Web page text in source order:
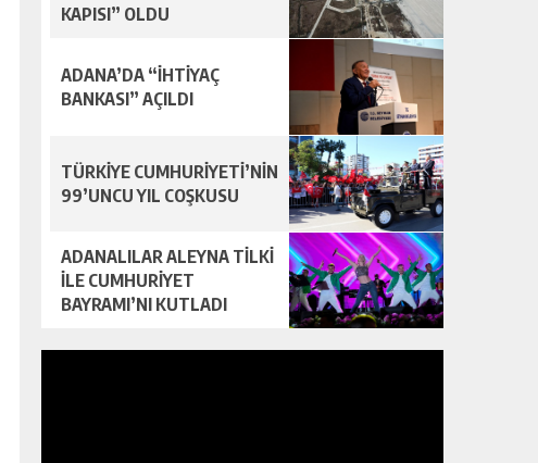
KAPISI” OLDU
ADANA’DA “İHTİYAÇ
BANKASI” AÇILDI
TÜRKİYE CUMHURİYETİ’NİN
99’UNCU YIL COŞKUSU
ADANALILAR ALEYNA TİLKİ
İLE CUMHURİYET
BAYRAMI’NI KUTLADI